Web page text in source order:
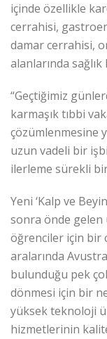
içinde özellikle
cerrahisi,
damar cerrahisi,
alanlarında
“Geçtiğimiz
karmaşık tıbbi
çözümlenmesine
uzun vadeli bir
ilerleme sürekli
Yeni ‘Kalp ve
sonra önde
öğrenciler için bir
aralarında
bulunduğu pek
dönmesi için bir
yüksek teknoloji
hizmetlerinin